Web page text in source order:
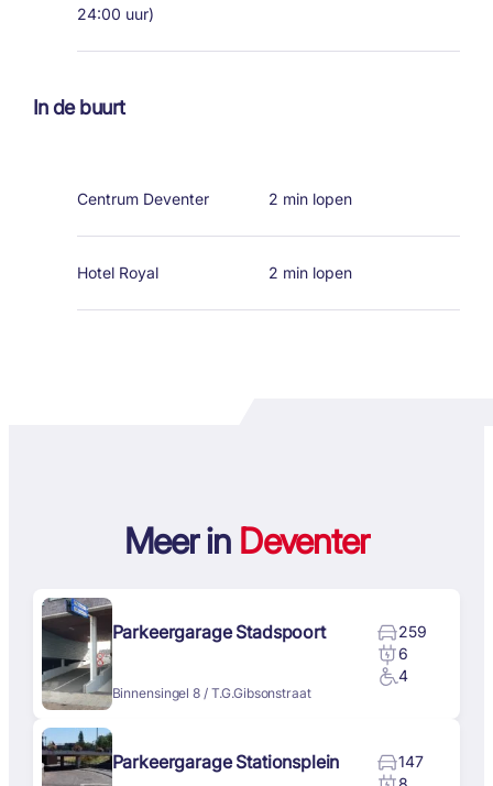
24:00 uur)
In de buurt
Centrum Deventer 2 min lopen
Hotel Royal 2 min lopen
Meer in Deventer
Parkeergarage Stadspoort
Binnensingel 8 / T.G.Gibsonstraat
259
6
4
Parkeergarage Stationsplein
147